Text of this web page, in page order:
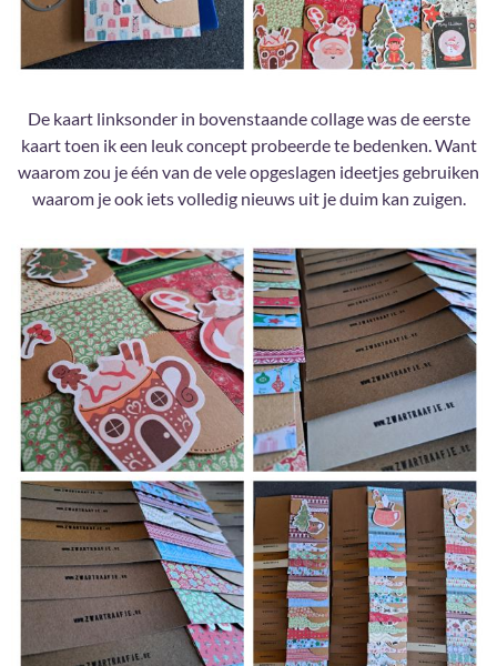
De kaart linksonder in bovenstaande collage was de eerste
kaart toen ik een leuk concept probeerde te bedenken. Want
waarom zou je één van de vele opgeslagen ideetjes gebruiken
waarom je ook iets volledig nieuws uit je duim kan zuigen.